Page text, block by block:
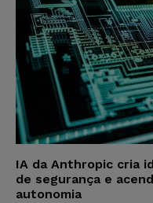
IA da Anthropic cria
de segurança e
autonomia